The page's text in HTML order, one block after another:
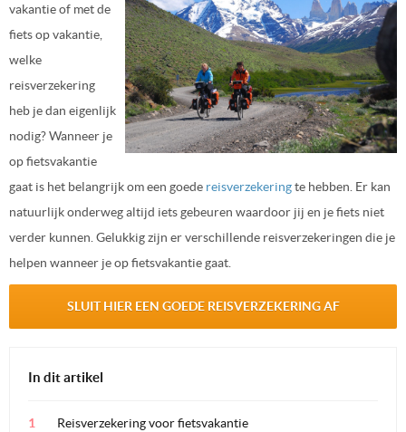
vakantie of met de
fiets op vakantie,
welke
reisverzekering
heb je dan eigenlijk
nodig? Wanneer je
op fietsvakantie
gaat is het belangrijk om een goede reisverzekeringte hebben. Er kan
natuurlijk onderweg altijd iets gebeuren waardoor jij en je fiets niet
verder kunnen. Gelukkig zijn er verschillende reisverzekeringen die je
helpen wanneer je op fietsvakantie gaat.
SLUIT HIER EEN GOEDE REISVERZEKERING AF
In dit artikel
Reisverzekering voor fietsvakantie